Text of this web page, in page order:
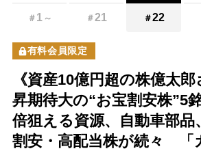
＃ 1 ～ ＃21 ＃22
有料会員限定
《資産10億円超の株億太
昇期待大の“お宝割安株”5
倍狙える資源、自動車部品
割安・高配当株が続々 「